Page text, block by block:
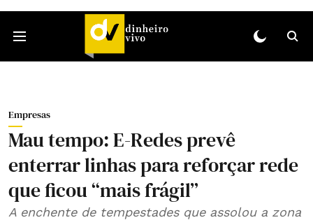
Empresas
Mau tempo: E-Redes prevê
enterrar linhas para reforçar rede
que ficou “mais frágil”
A enchente de tempestades que assolou a zona